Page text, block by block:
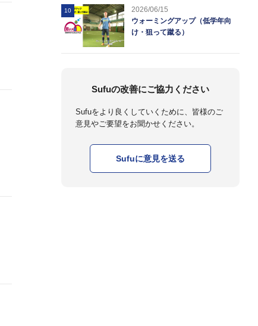
10
2026/06/15
ウォーミングアップ（低学年向
け・狙って蹴る）
Sufuの改善にご協力ください
Sufuをより良くしていくために、皆様のご
意見やご要望をお聞かせください。
Sufuに意見を送る